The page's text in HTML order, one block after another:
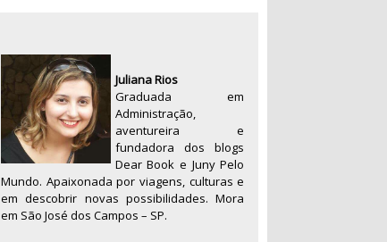
Juliana Rios
Graduada em
Administração,
aventureira e
fundadora dos blogs
Dear Book e Juny Pelo
Mundo. Apaixonada por viagens, culturas e
em descobrir novas possibilidades. Mora
em São José dos Campos – SP.